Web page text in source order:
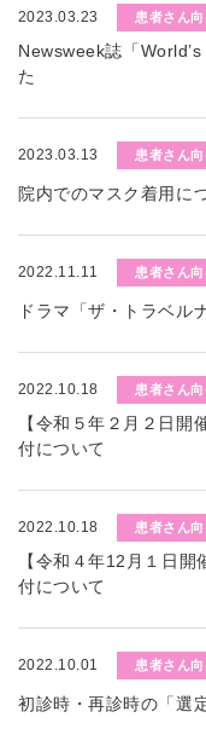
2023.03.23 患者さん
Newsweek誌「
た
2023.03.13 患者さん
院内でのマスク着用に
2022.11.11 患者さん
ドラマ「ザ・トラベル
2022.10.18 患者さん
【令和５年２月２日
付について
2022.10.18 患者さん
【令和４年12月１日
付について
2022.10.01 患者さん
初診時・再診時の「選